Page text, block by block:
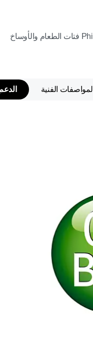
المواصفات الفنية